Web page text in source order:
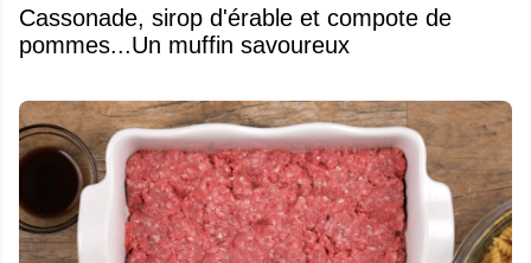
​Cassonade, sirop d'érable et compote de
pommes...Un muffin savoureux